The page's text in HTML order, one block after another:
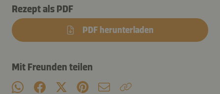
Rezept als PDF
PDF herunterladen
Mit Freunden teilen